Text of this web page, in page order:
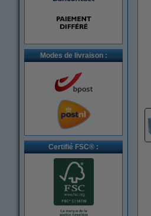
Modes de livraison :
Certifié FSC® :